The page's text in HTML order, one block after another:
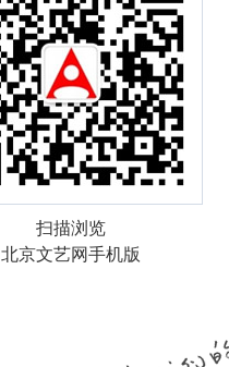
扫描浏览
北京文艺网手机版